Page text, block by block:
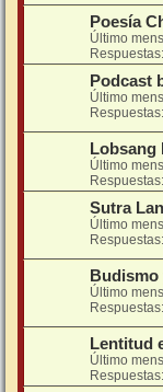
Poesía
Último
Respuestas:
Podcast
Último
Respuestas:
Lobsang
Último
Respuestas:
Sutra
Último
Respuestas:
Budismo
Último
Respuestas:
Lentitud
Último
Respuestas: